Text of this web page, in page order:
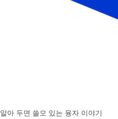
알아 두면 쓸모 있는 융자 이야기